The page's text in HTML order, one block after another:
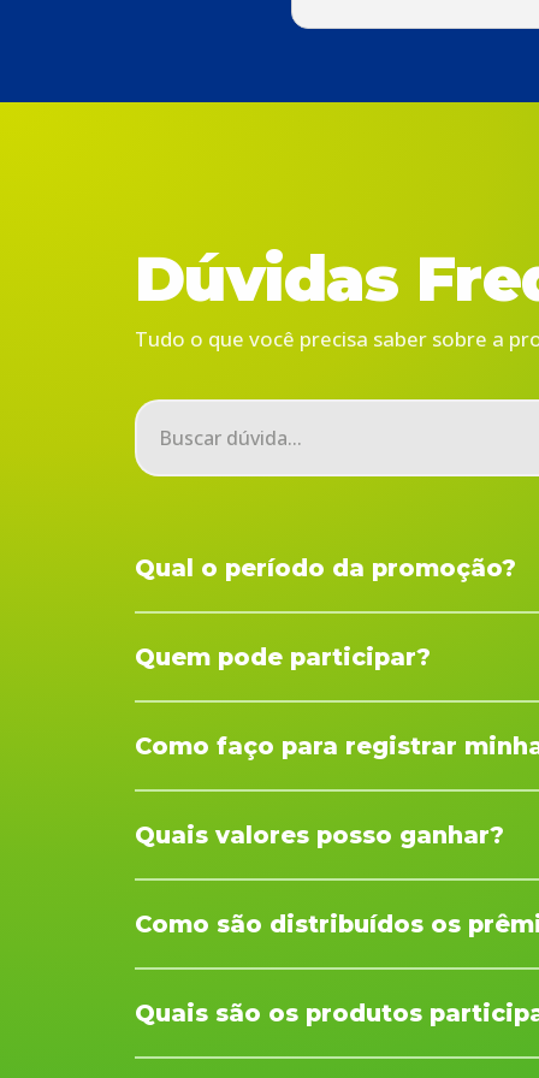
Dúvidas
Tudo o que você precisa saber sobre a
Qual o período da promoção?
Quem pode participar?
Como faço para registrar
Quais valores posso ganhar?
Como são distribuídos os
Quais são os produtos